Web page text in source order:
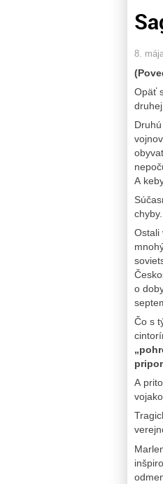
8.
Opäť
A
chyby.
Ostali
o
Čo s
A